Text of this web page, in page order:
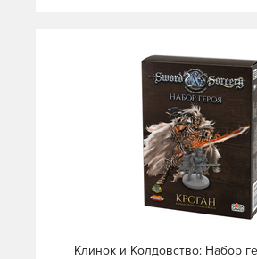
Клинок и Колдовство: Набор